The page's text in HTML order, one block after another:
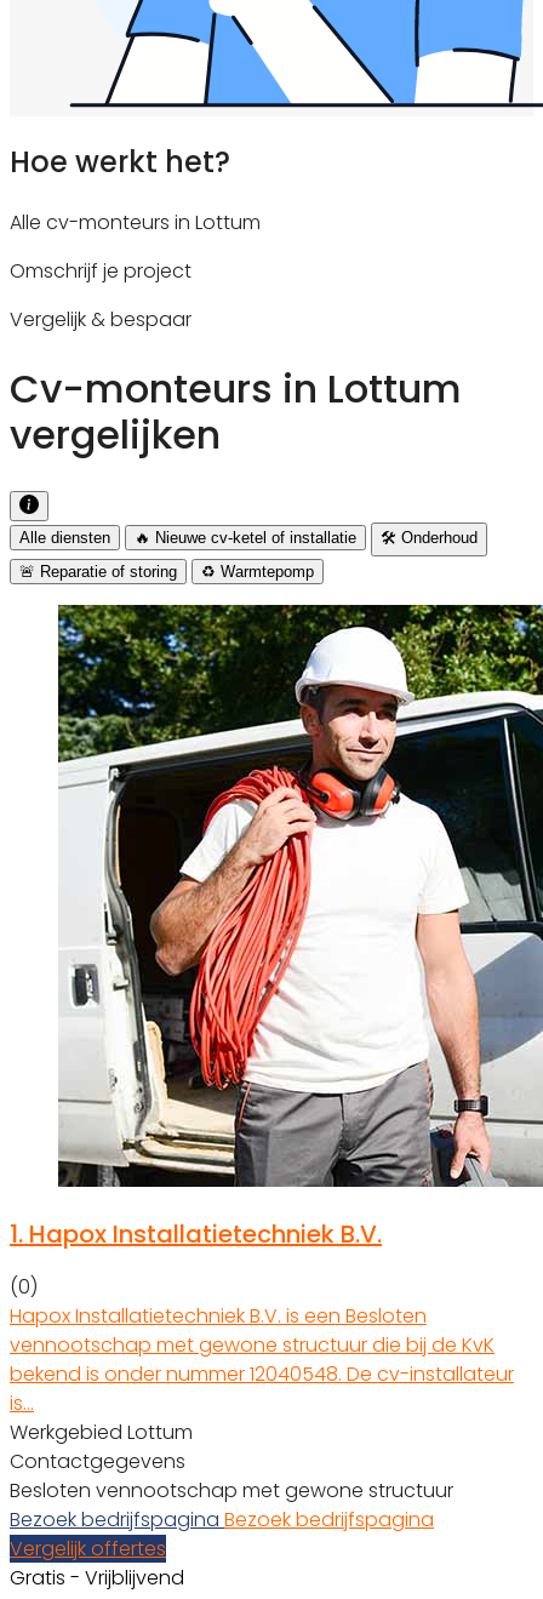
Hoe werkt het?
Alle cv-monteurs in Lottum
Omschrijf je project
Vergelijk & bespaar
Cv-monteurs in Lottum
vergelijken
Alle diensten 🔥 Nieuwe cv-ketel of installatie
🛠️ Onderhoud
🚨 Reparatie of storing
♻️ Warmtepomp
1. Hapox Installatietechniek B.V.
(0)
Hapox Installatietechniek B.V. is een Besloten
vennootschap met gewone structuur die bij de KvK
bekend is onder nummer 12040548. De cv-installateur
is…
Werkgebied Lottum
Contactgegevens
Besloten vennootschap met gewone structuur
Bezoek bedrijfspagina Bezoek bedrijfspagina
Vergelijk offertes
Gratis - Vrijblijvend